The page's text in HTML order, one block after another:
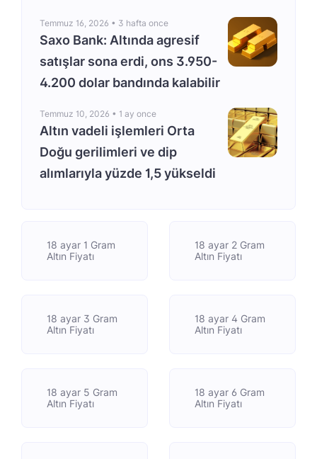
Temmuz 16, 2026 • 3 hafta once
Saxo Bank: Altında agresif
satışlar sona erdi, ons 3.950-
4.200 dolar bandında kalabilir
Temmuz 10, 2026 • 1 ay once
Altın vadeli işlemleri Orta
Doğu gerilimleri ve dip
alımlarıyla yüzde 1,5 yükseldi
18 ayar 1 Gram
Altın Fiyatı
18 ayar 2 Gram
Altın Fiyatı
18 ayar 3 Gram
Altın Fiyatı
18 ayar 4 Gram
Altın Fiyatı
18 ayar 5 Gram
Altın Fiyatı
18 ayar 6 Gram
Altın Fiyatı